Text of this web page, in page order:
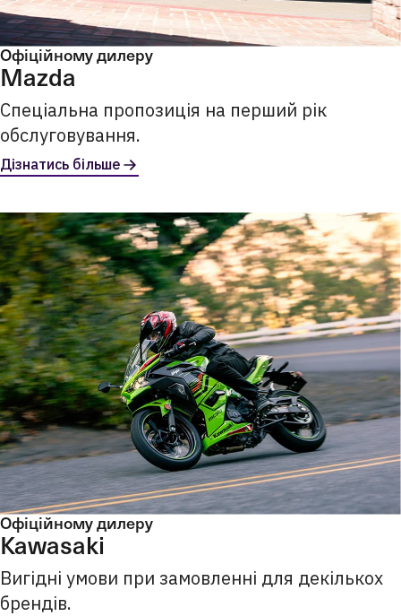
Офіційному дилеру
Mazda
Спеціальна пропозиція на перший рік
обслуговування.
Дізнатись більше
Офіційному дилеру
Kawasaki
Вигідні умови при замовленні для декількох
брендів.